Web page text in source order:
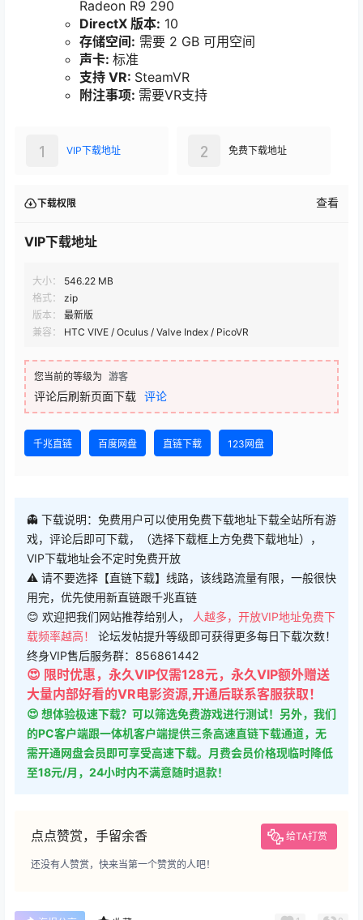
Radeon R9 290
DirectX 版本: 10
存储空间: 需要 2 GB 可用空间
声卡: 标准
支持 VR: SteamVR
附注事项: 需要VR支持
VIP下载地址
1 免费下载地址
2
下载权限 查看
VIP下载地址
大小：
546.22 MB
格式：
zip
版本：
最新版
兼容：
HTC VIVE / Oculus / Valve Index / PicoVR
您当前的等级为 游客
评论后刷新页面下载 评论
千兆直链 百度网盘 直链下载 123网盘
👻 下载说明：免费用户可以使用免费下载地址下载全站所有游
戏，评论后即可下载，（选择下载框上方免费下载地址），
VIP下载地址会不定时免费开放
⚠ 请不要选择【直链下载】线路，该线路流量有限，一般很快
用完，优先使用新直链跟千兆直链
😊 欢迎把我们网站推荐给别人，
人越多，开放VIP地址免费下
载频率越高！ 论坛发帖提升等级即可获得更多每日下载次数！
终身VIP售后服务群：856861442
😍 限时优惠，永久VIP仅需128元，永久VIP额外赠送
大量内部好看的VR电影资源,开通后联系客服获取！
😍 想体验极速下载？可以筛选免费游戏进行测试！另外，我们
的PC客户端跟一体机客户端提供三条高速直链下载通道，无
需开通网盘会员即可享受高速下载。月费会员价格现临时降低
至18元/月，24小时内不满意随时退款！
点点赞赏，手留余香 给TA打赏
还没有人赞赏，快来当第一个赞赏的人吧！